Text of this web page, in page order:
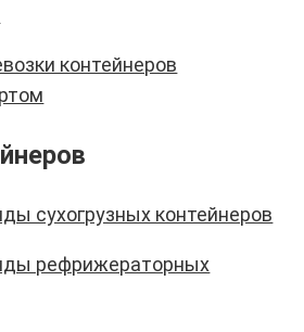
контейнеров
сухогрузных контейнеров
рефрижераторных